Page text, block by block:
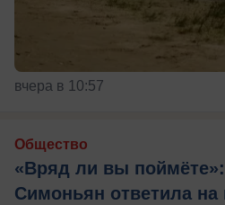
вчера в 10:57
Общество
«Вряд ли вы
Симоньян ответила